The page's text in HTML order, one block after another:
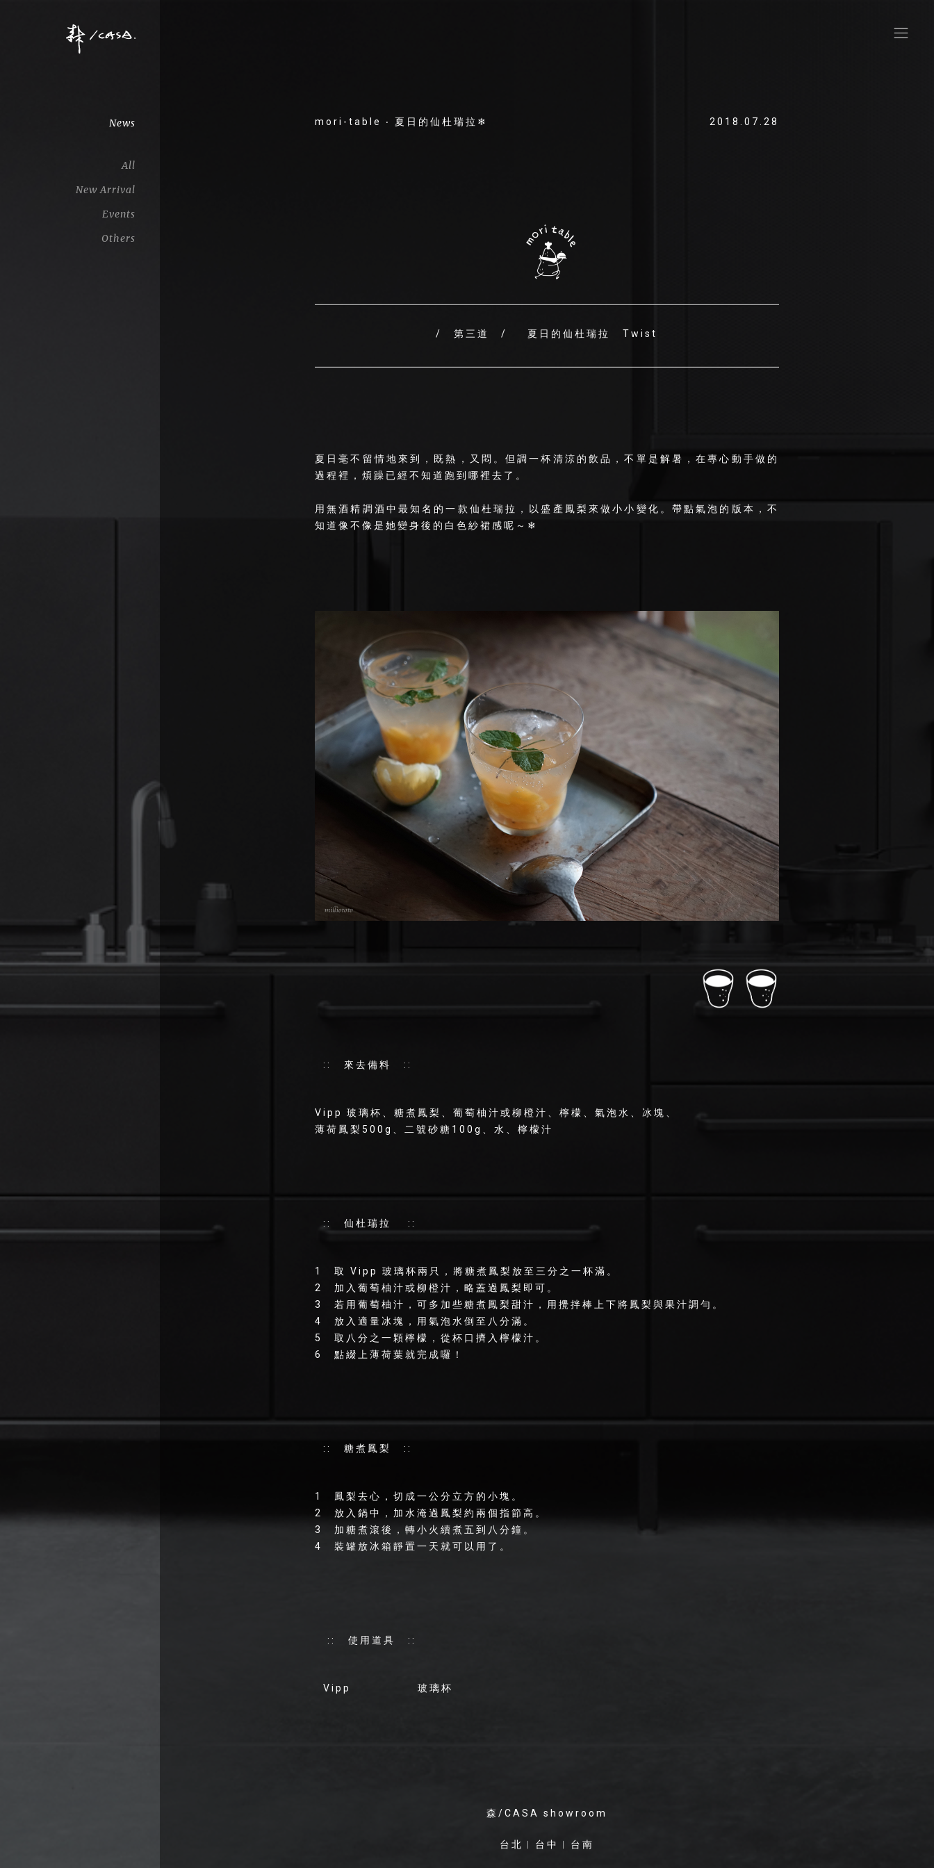
News
All
New Arrival
Events
Others
mori-table ‧ 夏日的仙杜瑞拉❄ 2018.07.28
/ 第三道 / 夏日的仙杜瑞拉 Twist
夏日毫不留情地來到，既熱，又悶。但調一杯清涼的飲品，不單是解暑，在專心動手做的
過程裡，煩躁已經不知道跑到哪裡去了。
用無酒精調酒中最知名的一款仙杜瑞拉，以盛產鳳梨來做小小變化。帶點氣泡的版本，不
知道像不像是她變身後的白色紗裙感呢～❄
:: 來去備料 ::
Vipp 玻璃杯、糖煮鳳梨、葡萄柚汁或柳橙汁、檸檬、氣泡水、冰塊、
薄荷鳳梨500g、二號砂糖100g、水、檸檬汁
:: 仙杜瑞拉 ::
1 取 Vipp 玻璃杯兩只，將糖煮鳳梨放至三分之一杯滿。
2 加入葡萄柚汁或柳橙汁，略蓋過鳳梨即可。
3 若用葡萄柚汁，可多加些糖煮鳳梨甜汁，用攪拌棒上下將鳳梨與果汁調勻。
4 放入適量冰塊，用氣泡水倒至八分滿。
5 取八分之一顆檸檬，從杯口擠入檸檬汁。
6 點綴上薄荷葉就完成囉！
:: 糖煮鳳梨 ::
1 鳳梨去心，切成一公分立方的小塊。
2 放入鍋中，加水淹過鳳梨約兩個指節高。
3 加糖煮滾後，轉小火續煮五到八分鐘。
4 裝罐放冰箱靜置一天就可以用了。
:: 使用道具 ::
Vipp 玻璃杯
森/CASA showroom
台北 ︱ 台中 ︱ 台南